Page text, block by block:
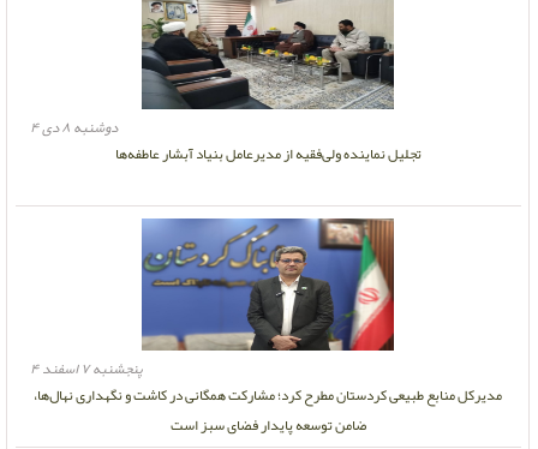
مدیرکل منابع طبیعی کردستان مطرح کرد؛ مشارکت همگانی در کاشت و نگهداری نهال‌ها،
ضامن توسعه پایدار فضای سبز است
پنجشنبه ۷ اسفند ۴
تجلیل نماینده ولی‌فقیه از مدیرعامل بنیاد آبشار عاطفه‌ها
دوشنبه ۸ دی ۴